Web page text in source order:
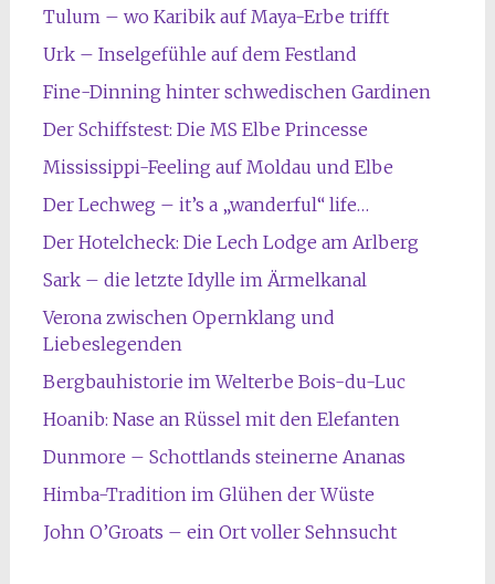
Tulum – wo Karibik auf Maya-Erbe trifft
Urk – Inselgefühle auf dem Festland
Fine-Dinning hinter schwedischen Gardinen
Der Schiffstest: Die MS Elbe Princesse
Mississippi-Feeling auf Moldau und Elbe
Der Lechweg – it’s a „wanderful“ life…
Der Hotelcheck: Die Lech Lodge am Arlberg
Sark – die letzte Idylle im Ärmelkanal
Verona zwischen Opernklang und
Liebeslegenden
Bergbauhistorie im Welterbe Bois-du-Luc
Hoanib: Nase an Rüssel mit den Elefanten
Dunmore – Schottlands steinerne Ananas
Himba-Tradition im Glühen der Wüste
John O’Groats – ein Ort voller Sehnsucht